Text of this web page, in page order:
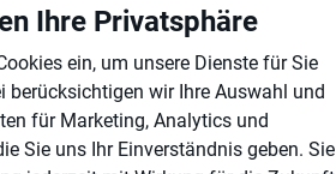
1.5 TSI mHEV 110 kW Selection DSG Selection, AHK, Navi, Side, Kamera, Winter, 4 J.- Garantie
Ihre Privatsphäre
ein, um unsere Dienste für Sie
berücksichtigen wir Ihre Auswahl und
für Marketing, Analytics und
Sie uns Ihr Einverständnis geben. Sie